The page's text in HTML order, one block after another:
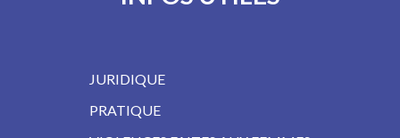
JURIDIQUE
PRATIQUE